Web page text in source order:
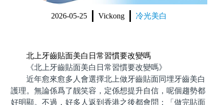
收費標準 change standard
2026-05-25 Vickong 冷光美白
北上牙齒貼面美白日常習慣要改變嗎
《北上牙齒貼面美白日常習慣要改變嗎》
近年愈來愈多人會選擇北上做牙齒貼面同埋牙齒美白
護理。無論係爲了靓笑容，定係想提升自信，呢個趨勢都
好明顯。不過，好多人返到香港之後都會問：「做完貼面